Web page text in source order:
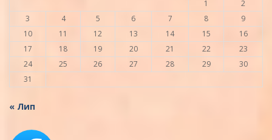
1
2
3
4 5 6 7 8
9
10
11 12 13 14 15
16
17
18 19 20 21 22
23
24
25 26 27 28 29
30
31
« Лип